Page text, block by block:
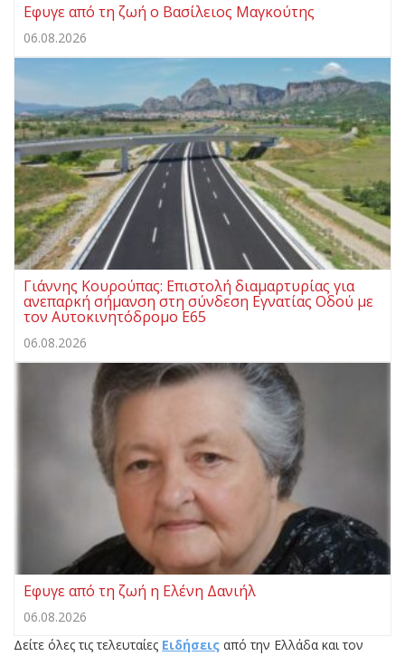
Eφυγε από τη ζωή ο Βασίλειος Μαγκούτης
06.08.2026
Γιάννης Κουρούπας: Επιστολή διαμαρτυρίας για
ανεπαρκή σήμανση στη σύνδεση Εγνατίας Οδού με
τον Αυτοκινητόδρομο Ε65
06.08.2026
Εφυγε από τη ζωή η Ελένη Δανιήλ
06.08.2026
Δείτε όλες τις τελευταίες Ειδήσεις από την Ελλάδα και τον